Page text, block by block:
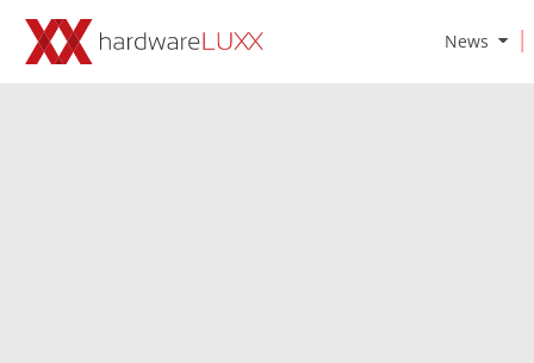
News O